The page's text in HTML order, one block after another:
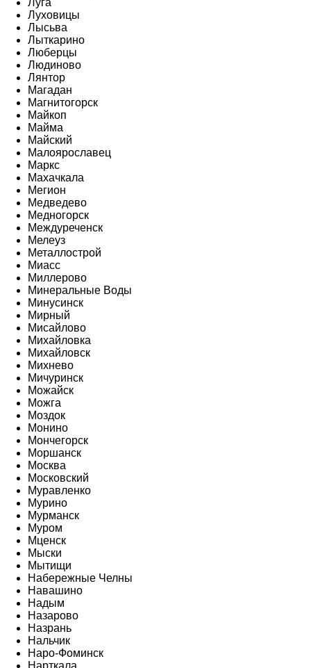
Луга
Луховицы
Лысьва
Лыткарино
Люберцы
Людиново
Лянтор
Магадан
Магнитогорск
Майкоп
Майма
Майский
Малоярославец
Маркс
Махачкала
Мегион
Медведево
Медногорск
Междуреченск
Мелеуз
Металлострой
Миасс
Миллерово
Минеральные Воды
Минусинск
Мирный
Мисайлово
Михайловка
Михайловск
Михнево
Мичуринск
Можайск
Можга
Моздок
Монино
Мончегорск
Моршанск
Москва
Московский
Муравленко
Мурино
Мурманск
Муром
Мценск
Мыски
Мытищи
Набережные Челны
Навашино
Надым
Назарово
Назрань
Нальчик
Наро-Фоминск
Нарткала